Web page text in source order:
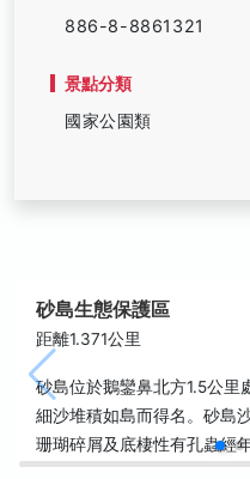
886-8-8861321
景點分類
國家公園類
砂島生態保護區
距離1.371公里
砂島位於鵝鑾鼻北方1.5公里
細沙堆積如島而得名。砂島
珊瑚碎屑及底棲性有孔蟲經